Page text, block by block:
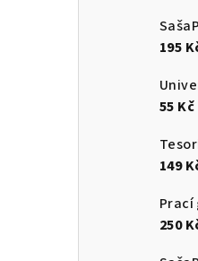
195
55 Kč
149
250